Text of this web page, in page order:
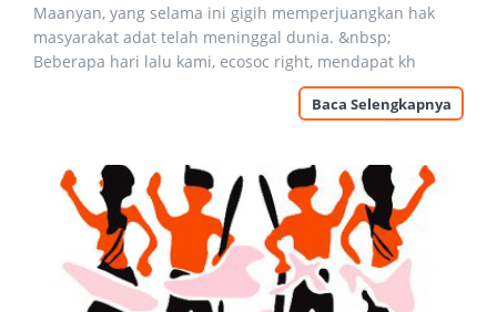
Maanyan, yang selama ini gigih memperjuangkan hak
masyarakat adat telah meninggal dunia. &nbsp;
Beberapa hari lalu kami, ecosoc right, mendapat kh
Baca Selengkapnya